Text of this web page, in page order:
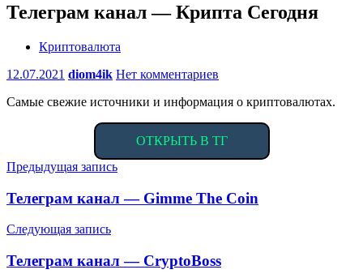
Телеграм канал — Крипта Сегодня
Криптовалюта
12.07.2021 diom4ik Нет комментариев
Самые свежие источники и информация о криптовалютах.
ОТКРЫТЬ В ТГ
Навигация
по
записям
Предыдущая запись
Телеграм канал — Gimme The Coin
Следующая запись
Телеграм канал — CryptoBoss